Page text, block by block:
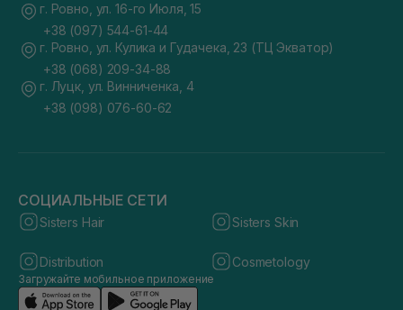
г. Ровно, ул. 16-го Июля, 15
+38 (097) 544-61-44
г. Ровно, ул. Кулика и Гудачека, 23 (ТЦ Экватор)
+38 (068) 209-34-88
г. Луцк, ул. Винниченка, 4
+38 (098) 076-60-62
СОЦИАЛЬНЫЕ СЕТИ
Sisters Hair Sisters Skin
Distribution Cosmetology
Загружайте мобильное приложение